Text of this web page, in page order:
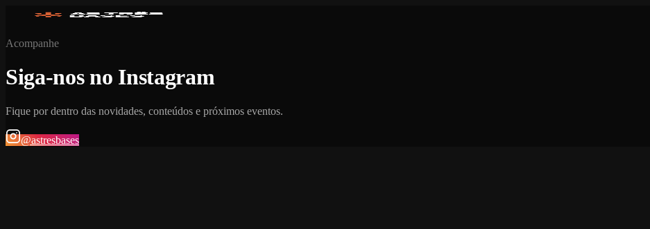
Acompanhe
Siga-nos no Instagram
Fique por dentro das novidades, conteúdos e próximos eventos.
@astresbases